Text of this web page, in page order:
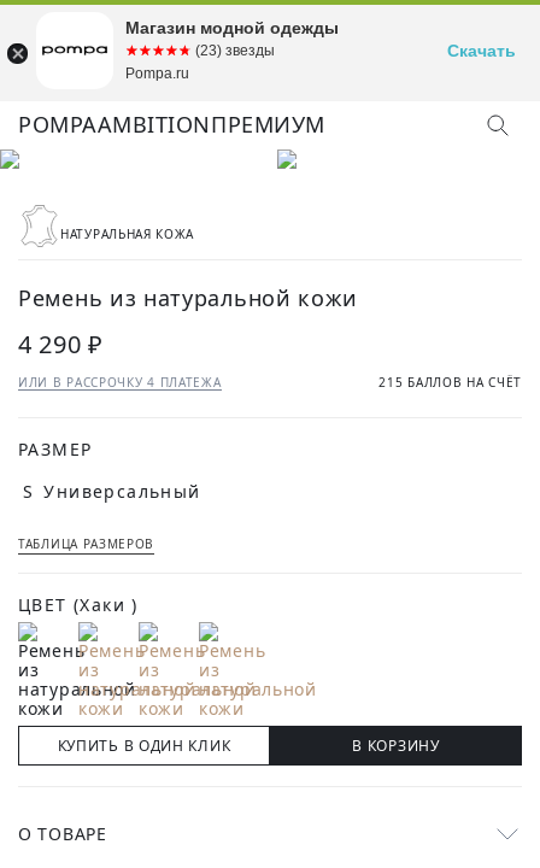
POMPAAMBITIONПРЕМИУМ
НАТУРАЛЬНАЯ КОЖА
Ремень из натуральной кожи
4 290 ₽
ИЛИ В РАССРОЧКУ 4 ПЛАТЕЖА 215 БАЛЛОВ НА СЧЁТ
РАЗМЕР
S Универсальный
ТАБЛИЦА РАЗМЕРОВ
ЦВЕТ (Хаки )
КУПИТЬ В ОДИН КЛИК В КОРЗИНУ
О ТОВАРЕ
Магазин модной одежды
☆☆☆☆☆
★★★★★ (23) звезды
Pompa.ru
Скачать